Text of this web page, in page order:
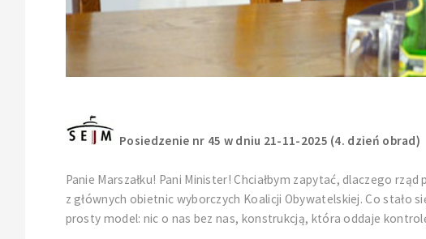
Posiedzenie nr 45 w dniu 21-11-2025 (4. dzień obrad)
Panie Marszałku! Pani Minister! Chciałbym zapytać, dlaczego
z głównych obietnic wyborczych Koalicji Obywatelskiej. Co stało
prosty model: nic o nas bez nas, konstrukcją, która oddaje